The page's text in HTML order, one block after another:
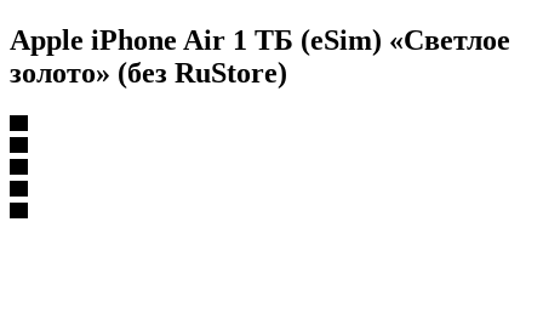
Apple iPhone Air 1 ТБ (eSim) «Светлое
золото» (без RuStore)